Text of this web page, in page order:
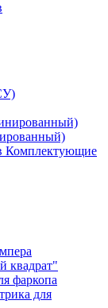
Комплектующие
квадрат"
фаркопа
для